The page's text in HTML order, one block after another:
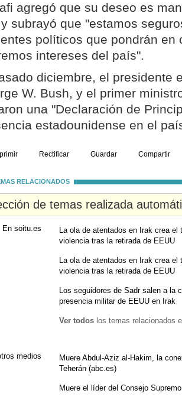
agregó que su deseo es
subrayó que "estamos
políticos que pondrán en
intereses del país".
diciembre, el presidente
W. Bush, y el primer
una "Declaración de
estadounidense en el
Rectificar Guardar Compartir
RELACIONADOS
de temas realizada
En soitu.es
La ola de atentados en Irak crea
violencia tras la retirada de EEUU
La ola de atentados en Irak crea
violencia tras la retirada de EEUU
Los seguidores de Sadr salen a la
presencia militar de EEUU en Irak
Ver todos los temas relacionados
medios
Muere Abdul-Aziz al-Hakim, la
Teherán (abc.es)
Muere el líder del Consejo